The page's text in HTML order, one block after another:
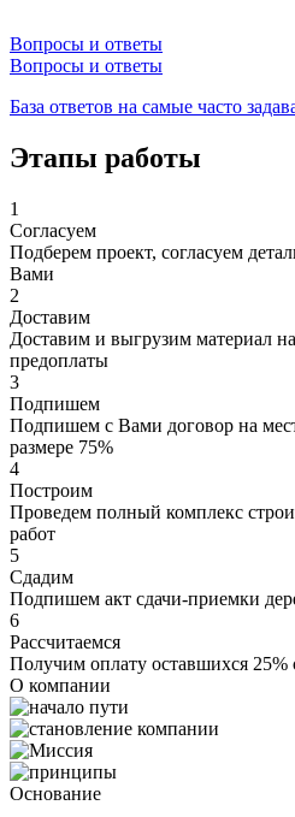
Вопросы и ответы
Вопросы и ответы
База ответов на самые часто
Этапы работы
1
Согласуем
Подберем проект, согласуем
Вами
2
Доставим
Доставим и выгрузим материал
предоплаты
3
Подпишем
Подпишем с Вами договор на
размере 75%
4
Построим
Проведем полный комплекс
работ
5
Сдадим
Подпишем акт сдачи-приемки
6
Рассчитаемся
Получим оплату оставшихся 25%
О компании
Основание